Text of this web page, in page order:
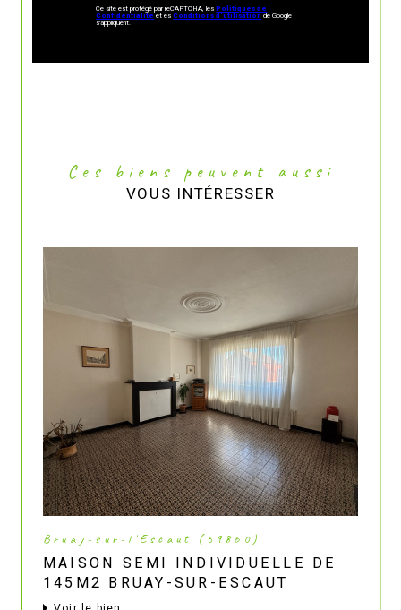
Ce site est protégé par reCAPTCHA, lesPolitiques de
Confidentialité et esConditions d'utilisation de Google
s'appliquent.
Ces biens peuvent aussi
VOUS INTÉRESSER
Bruay-sur-l'Escaut (59860)
MAISON SEMI INDIVIDUELLE DE
145M2 BRUAY-SUR-ESCAUT